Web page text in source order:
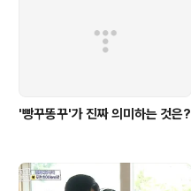
'빵꾸똥꾸'가 진짜 의미하는 것은?